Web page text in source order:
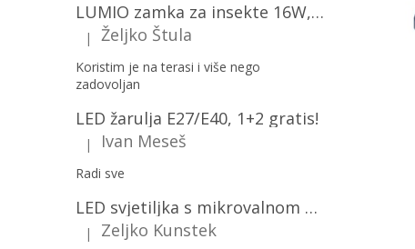
LUMIO zamka za insekte 16W, 1+1 gratis! [MKE004]
The product rating is 5 out of 5 stars.
| Željko Štula
Koristim je na terasi i više nego
zadovoljan
LED žarulja E27/E40, 1+2 gratis!
The product rating is 5 out of 5 stars.
| Ivan Meseš
Radi sve
LED svjetiljka s mikrovalnom pećnicom i svjetlosnim senzorom 36W, 3820lm, okrugla, bijeli okvir/2-PACK!
The product rating is 5 out of 5 stars.
| Zeljko Kunstek